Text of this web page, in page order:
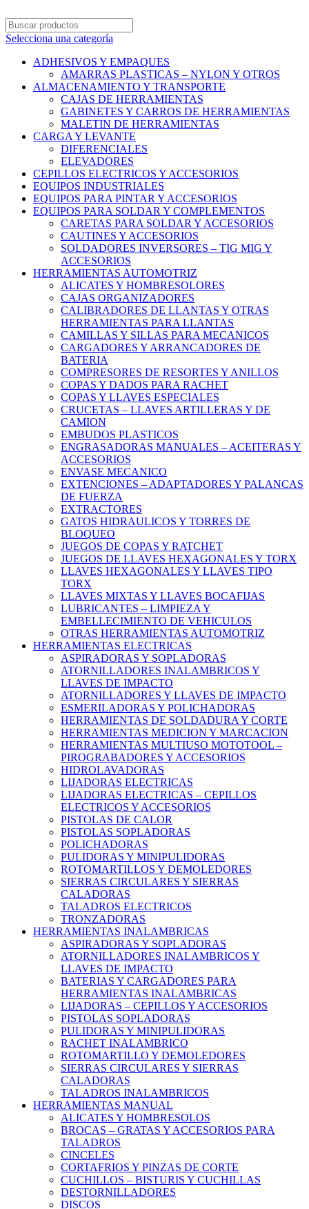
Selecciona una categoría
ADHESIVOS Y EMPAQUES
AMARRAS PLASTICAS – NYLON Y OTROS
ALMACENAMIENTO Y TRANSPORTE
CAJAS DE HERRAMIENTAS
GABINETES Y CARROS DE HERRAMIENTAS
MALETIN DE HERRAMIENTAS
CARGA Y LEVANTE
DIFERENCIALES
ELEVADORES
CEPILLOS ELECTRICOS Y ACCESORIOS
EQUIPOS INDUSTRIALES
EQUIPOS PARA PINTAR Y ACCESORIOS
EQUIPOS PARA SOLDAR Y COMPLEMENTOS
CARETAS PARA SOLDAR Y ACCESORIOS
CAUTINES Y ACCESORIOS
SOLDADORES INVERSORES – TIG MIG Y
ACCESORIOS
HERRAMIENTAS AUTOMOTRIZ
ALICATES Y HOMBRESOLORES
CAJAS ORGANIZADORES
CALIBRADORES DE LLANTAS Y OTRAS
HERRAMIENTAS PARA LLANTAS
CAMILLAS Y SILLAS PARA MECANICOS
CARGADORES Y ARRANCADORES DE
BATERIA
COMPRESORES DE RESORTES Y ANILLOS
COPAS Y DADOS PARA RACHET
COPAS Y LLAVES ESPECIALES
CRUCETAS – LLAVES ARTILLERAS Y DE
CAMION
EMBUDOS PLASTICOS
ENGRASADORAS MANUALES – ACEITERAS Y
ACCESORIOS
ENVASE MECANICO
EXTENCIONES – ADAPTADORES Y PALANCAS
DE FUERZA
EXTRACTORES
GATOS HIDRAULICOS Y TORRES DE
BLOQUEO
JUEGOS DE COPAS Y RATCHET
JUEGOS DE LLAVES HEXAGONALES Y TORX
LLAVES HEXAGONALES Y LLAVES TIPO
TORX
LLAVES MIXTAS Y LLAVES BOCAFIJAS
LUBRICANTES – LIMPIEZA Y
EMBELLECIMIENTO DE VEHICULOS
OTRAS HERRAMIENTAS AUTOMOTRIZ
HERRAMIENTAS ELECTRICAS
ASPIRADORAS Y SOPLADORAS
ATORNILLADORES INALAMBRICOS Y
LLAVES DE IMPACTO
ATORNILLADORES Y LLAVES DE IMPACTO
ESMERILADORAS Y POLICHADORAS
HERRAMIENTAS DE SOLDADURA Y CORTE
HERRAMIENTAS MEDICION Y MARCACION
HERRAMIENTAS MULTIUSO MOTOTOOL –
PIROGRABADORES Y ACCESORIOS
HIDROLAVADORAS
LIJADORAS ELECTRICAS
LIJADORAS ELECTRICAS – CEPILLOS
ELECTRICOS Y ACCESORIOS
PISTOLAS DE CALOR
PISTOLAS SOPLADORAS
POLICHADORAS
PULIDORAS Y MINIPULIDORAS
ROTOMARTILLOS Y DEMOLEDORES
SIERRAS CIRCULARES Y SIERRAS
CALADORAS
TALADROS ELECTRICOS
TRONZADORAS
HERRAMIENTAS INALAMBRICAS
ASPIRADORAS Y SOPLADORAS
ATORNILLADORES INALAMBRICOS Y
LLAVES DE IMPACTO
BATERIAS Y CARGADORES PARA
HERRAMIENTAS INALAMBRICAS
LIJADORAS – CEPILLOS Y ACCESORIOS
PISTOLAS SOPLADORAS
PULIDORAS Y MINIPULIDORAS
RACHET INALAMBRICO
ROTOMARTILLO Y DEMOLEDORES
SIERRAS CIRCULARES Y SIERRAS
CALADORAS
TALADROS INALAMBRICOS
HERRAMIENTAS MANUAL
ALICATES Y HOMBRESOLOS
BROCAS – GRATAS Y ACCESORIOS PARA
TALADROS
CINCELES
CORTAFRIOS Y PINZAS DE CORTE
CUCHILLOS – BISTURIS Y CUCHILLAS
DESTORNILLADORES
DISCOS